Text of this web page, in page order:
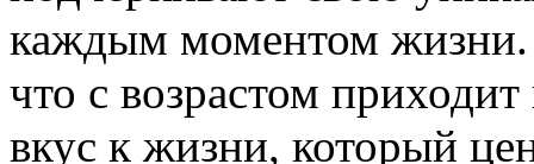
каждым моментом жизни.
что с возрастом
вкус к жизни, который